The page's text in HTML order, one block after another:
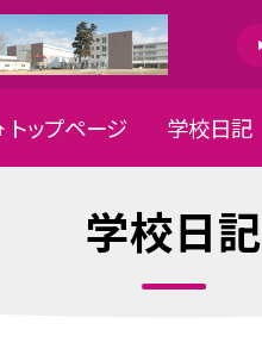
トップページ 学校日記
学校日記